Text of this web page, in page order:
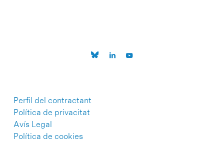
Perfil del contractant
Política de privacitat
Avís Legal
Política de cookies